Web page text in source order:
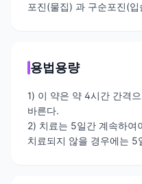
포진(물집) 과 구순포진(
용법용량
1) 이 약은 약 4시간 간격
바른다.
2) 치료는 5일간 계속하여
치료되지 않을 경우에는 5